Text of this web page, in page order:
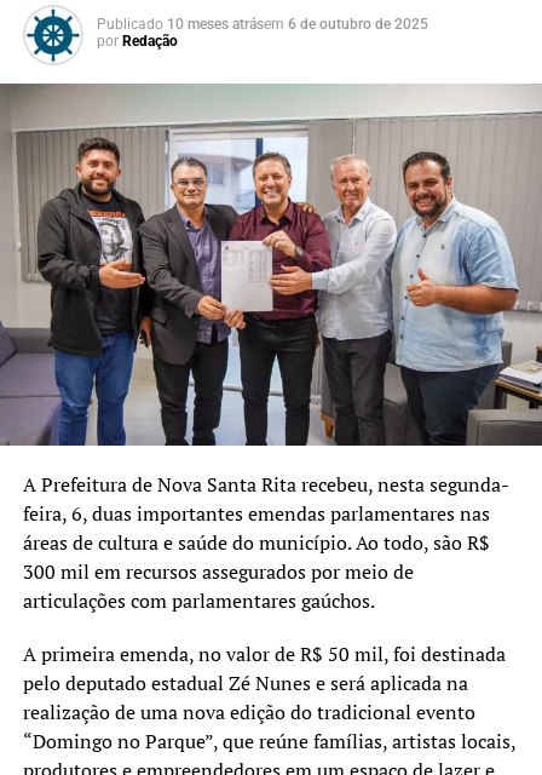
Foto: Timoneiro
Oposição questiona
A equipe de reportagem do jornal Timoneiro conversou
com os vereadores de oposição Gugu da Farmácia
(Republicanos), Silvio Roberto Flores de Almeida
(Progressistas) e Odegar Mendes Raymundo (PRTB) a
respeito do tema. Os três se posicionaram fortemente a
respeito do tema, pontuando que não estavam
necessariamente contra o projeto, mas sim a respeito da
forma como ele chegou e vem sendo tratado na Câmara
desde o começo.
da dita oposição queriam apenas o diálogo. Agora esse
projeto já tem seis emendas e está sendo colocado de
uma forma impositiva, sem que a prefeitura, que propôs o
projeto, forneça maiores esclarecimentos técnicos que
solicitamos desde o primeiro momento”, disse Gugu.
Odegar concordou, dizendo: “Existe uma narrativa para
preterir a agricultura convencional e estas pessoas que
trabalham com isso a vida inteira e que fundaram esta
cidade. Esta PL representa quase que um massacre do
Publicado 10 meses atrásem 6 de outubro de 2025
por Redação
A Prefeitura de Nova Santa Rita recebeu, nesta segunda-
feira, 6, duas importantes emendas parlamentares nas
áreas de cultura e saúde do município. Ao todo, são R$
300 mil em recursos assegurados por meio de
articulações com parlamentares gaúchos.
A primeira emenda, no valor de R$ 50 mil, foi destinada
pelo deputado estadual Zé Nunes e será aplicada na
realização de uma nova edição do tradicional evento
“Domingo no Parque”, que reúne famílias, artistas locais,
produtores e empreendedores em um espaço de lazer e